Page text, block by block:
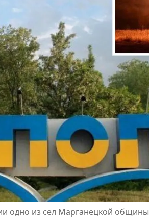
одно из сел Марганецкой общины